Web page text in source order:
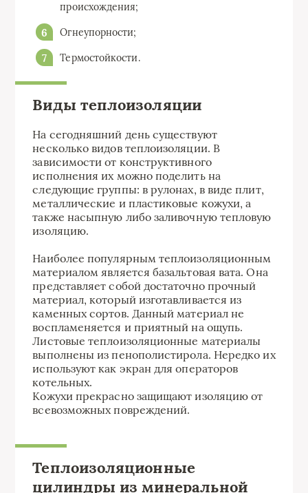
происхождения;
Огнеупорности;
Термостойкости.
Виды теплоизоляции
На сегодняшний день существуют
несколько видов теплоизоляции. В
зависимости от конструктивного
исполнения их можно поделить на
следующие группы: в рулонах, в виде плит,
металлические и пластиковые кожухи, а
также насыпную либо заливочную тепловую
изоляцию.
Наиболее популярным теплоизоляционным
материалом является базальтовая вата. Она
представляет собой достаточно прочный
материал, который изготавливается из
каменных сортов. Данный материал не
воспламеняется и приятный на ощупь.
Листовые теплоизоляционные материалы
выполнены из пенополистирола. Нередко их
используют как экран для операторов
котельных.
Кожухи прекрасно защищают изоляцию от
всевозможных повреждений.
Теплоизоляционные
цилиндры из минеральной